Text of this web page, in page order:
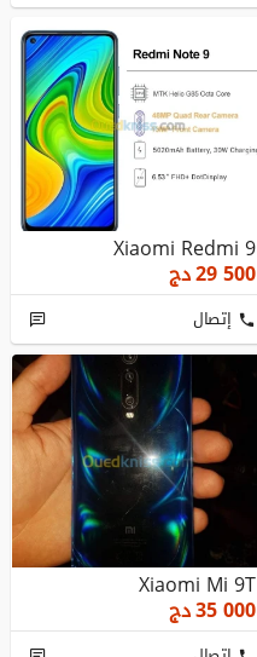
Xiaomi Redmi 9
29 500دج
إتصال
Xiaomi Mi 9T
35 000دج